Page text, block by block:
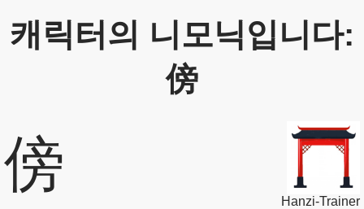
캐릭터의 니모닉입니다:
傍
傍
Hanzi-Trainer